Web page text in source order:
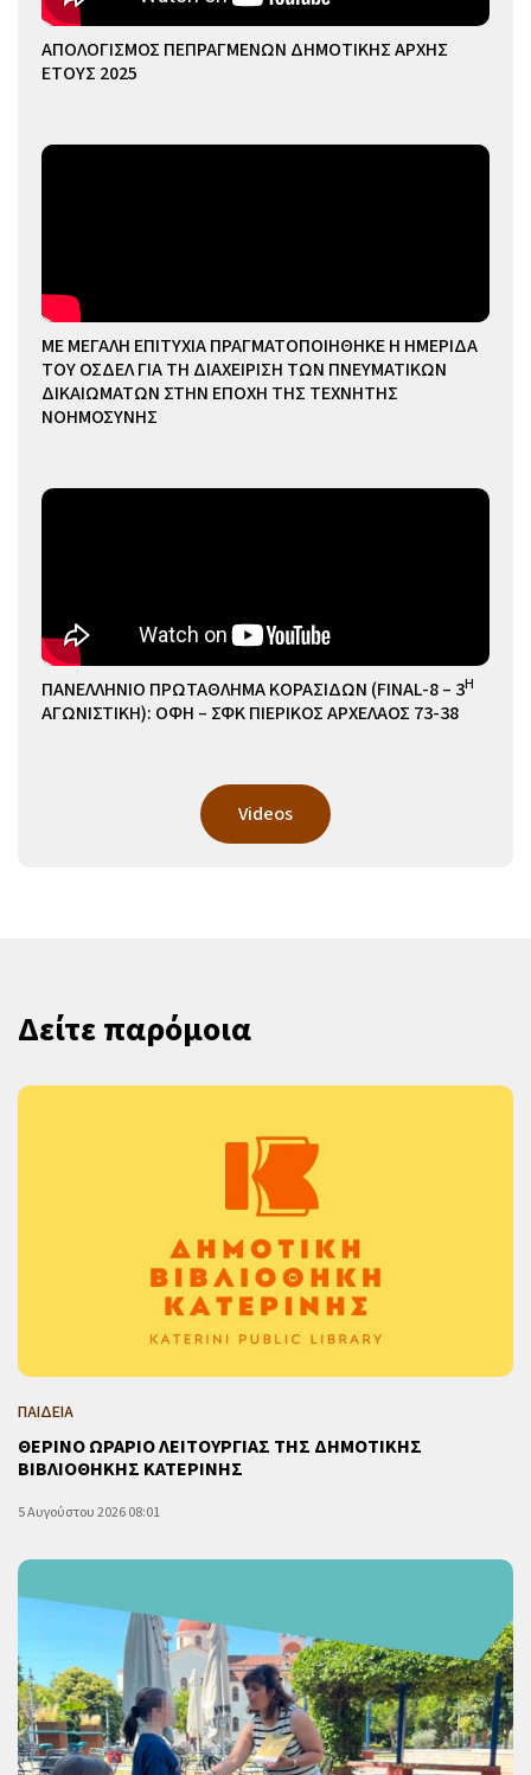
ΑΠΟΛΟΓΙΣΜΟΣ ΠΕΠΡΑΓΜΕΝΩΝ ΔΗΜΟΤΙΚΗΣ ΑΡΧΗΣ
ΕΤΟΥΣ 2025
ΜΕ ΜΕΓΑΛΗ ΕΠΙΤΥΧΙΑ ΠΡΑΓΜΑΤΟΠΟΙΗΘΗΚΕ Η ΗΜΕΡΙΔΑ
ΤΟΥ ΟΣΔΕΛ ΓΙΑ ΤΗ ΔΙΑΧΕΙΡΙΣΗ ΤΩΝ ΠΝΕΥΜΑΤΙΚΩΝ
ΔΙΚΑΙΩΜΑΤΩΝ ΣΤΗΝ ΕΠΟΧΗ ΤΗΣ ΤΕΧΝΗΤΗΣ
ΝΟΗΜΟΣΥΝΗΣ
ΠΑΝΕΛΛΗΝΙΟ ΠΡΩΤΑΘΛΗΜΑ ΚΟΡΑΣΙΔΩΝ (FINAL-8 – 3Η
ΑΓΩΝΙΣΤΙΚΗ): ΟΦΗ – ΣΦΚ ΠΙΕΡΙΚΟΣ ΑΡΧΕΛΑΟΣ 73-38
Videos
Δείτε παρόμοια
ΠΑΙΔΕΙΑ
ΘΕΡΙΝΟ ΩΡΑΡΙΟ ΛΕΙΤΟΥΡΓΙΑΣ ΤΗΣ ΔΗΜΟΤΙΚΗΣ
ΒΙΒΛΙΟΘΗΚΗΣ ΚΑΤΕΡΙΝΗΣ
5 Αυγούστου 2026 08:01